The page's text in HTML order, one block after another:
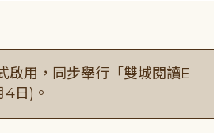
啟用，同步舉行「雙城閱讀E
日)。